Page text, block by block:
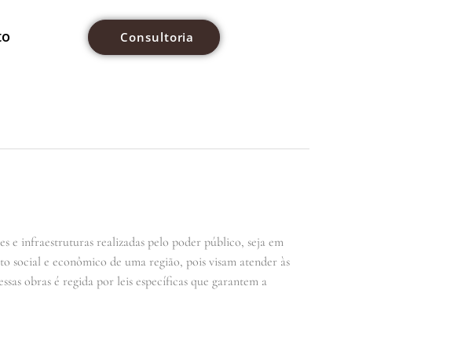
Consultoria
e infraestruturas realizadas pelo poder público, seja em
social e econômico de uma região, pois visam atender às
obras é regida por leis específicas que garantem a